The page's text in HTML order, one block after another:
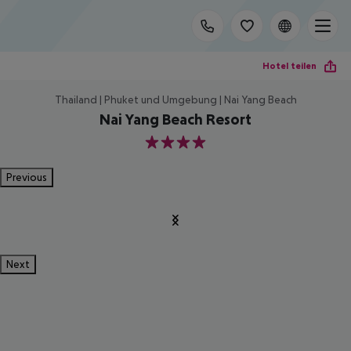
Hotel teilen
Thailand | Phuket und Umgebung | Nai Yang Beach
Nai Yang Beach Resort
4
Previous
Next